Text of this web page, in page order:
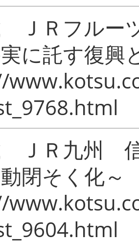
ＪＲフルー
に託す復興
ＪＲ九州 信
閉そく化～